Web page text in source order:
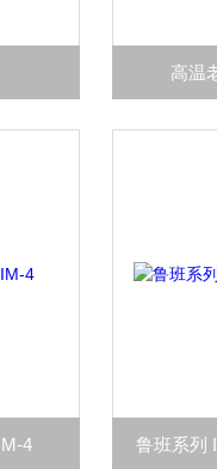
高温
4 鲁班系列